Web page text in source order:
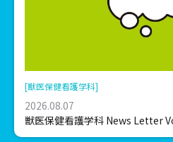
[獣医保健看護学科]
2026.08.07
獣医保健看護学科 News Letter